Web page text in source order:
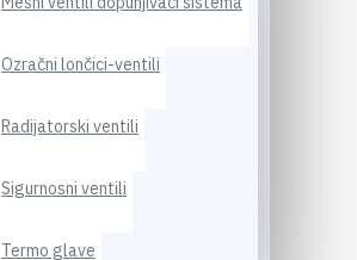
Ozračni lončici-ventili
Radijatorski ventili
Sigurnosni ventili
Termo glave